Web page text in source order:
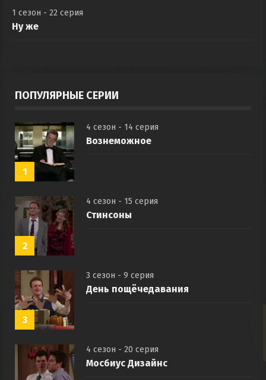
1 сезон - 22 серия
Ну же
ПОПУЛЯРНЫЕ СЕРИИ
1
4 сезон - 14 серия
Вознеможное
2
4 сезон - 15 серия
Стинсоны
3
3 сезон - 9 серия
День пощёчедавания
4 сезон - 20 серия
Мосбиус Дизайнс